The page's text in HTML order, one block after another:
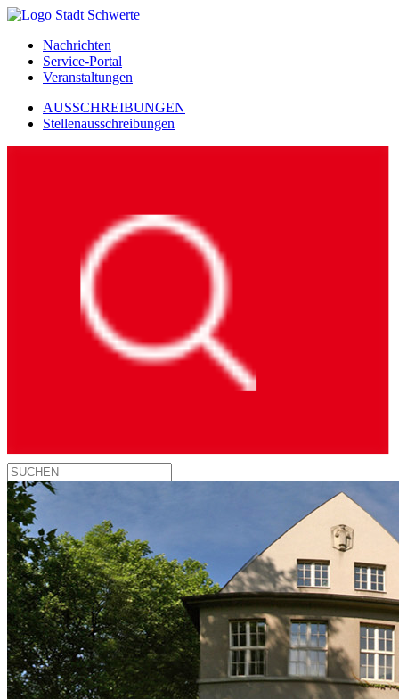
Nachrichten
Service-Portal
Veranstaltungen
AUSSCHREIBUNGEN
Stellenausschreibungen